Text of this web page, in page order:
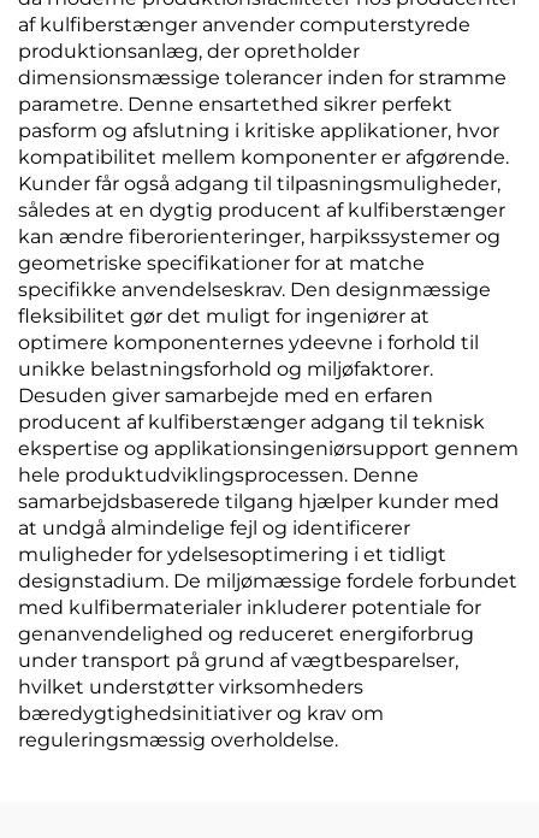
af kulfiberstænger anvender computerstyrede
produktionsanlæg, der opretholder
dimensionsmæssige tolerancer inden for stramme
parametre. Denne ensartethed sikrer perfekt
pasform og afslutning i kritiske applikationer, hvor
kompatibilitet mellem komponenter er afgørende.
Kunder får også adgang til tilpasningsmuligheder,
således at en dygtig producent af kulfiberstænger
kan ændre fiberorienteringer, harpikssystemer og
geometriske specifikationer for at matche
specifikke anvendelseskrav. Den designmæssige
fleksibilitet gør det muligt for ingeniører at
optimere komponenternes ydeevne i forhold til
unikke belastningsforhold og miljøfaktorer.
Desuden giver samarbejde med en erfaren
producent af kulfiberstænger adgang til teknisk
ekspertise og applikationsingeniørsupport gennem
hele produktudviklingsprocessen. Denne
samarbejdsbaserede tilgang hjælper kunder med
at undgå almindelige fejl og identificerer
muligheder for ydelsesoptimering i et tidligt
designstadium. De miljømæssige fordele forbundet
med kulfibermaterialer inkluderer potentiale for
genanvendelighed og reduceret energiforbrug
under transport på grund af vægtbesparelser,
hvilket understøtter virksomheders
bæredygtighedsinitiativer og krav om
reguleringsmæssig overholdelse.